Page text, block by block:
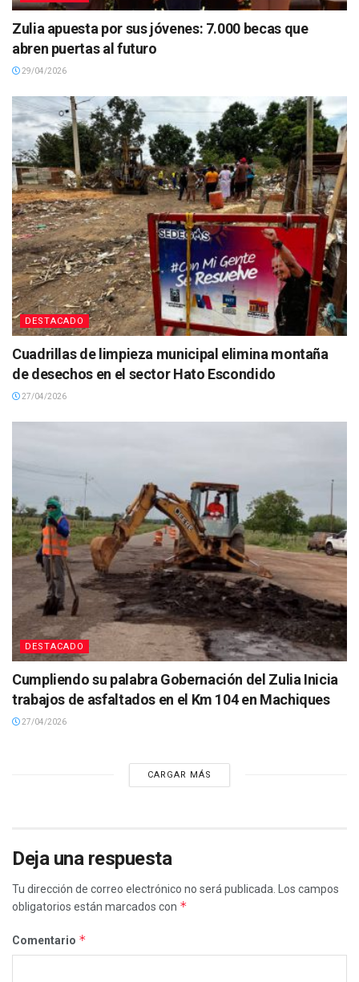
Zulia apuesta por sus jóvenes: 7.000 becas que
abren puertas al futuro
29/04/2026
DESTACADO
Cuadrillas de limpieza municipal elimina montaña
de desechos en el sector Hato Escondido
27/04/2026
DESTACADO
Cumpliendo su palabra Gobernación del Zulia Inicia
trabajos de asfaltados en el Km 104 en Machiques
27/04/2026
CARGAR MÁS
Deja una respuesta
Tu dirección de correo electrónico no será publicada.
Los campos
obligatorios están marcados con *
Comentario *